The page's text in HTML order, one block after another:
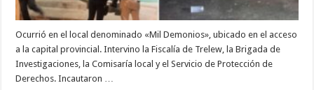
Ocurrió en el local denominado «Mil Demonios», ubicado en el acceso
a la capital provincial. Intervino la Fiscalía de Trelew, la Brigada de
Investigaciones, la Comisaría local y el Servicio de Protección de
Derechos. Incautaron …